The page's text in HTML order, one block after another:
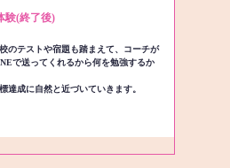
験(終了後)
のテストや宿題も踏まえて、コーチが
で送ってくれるから何を勉強するか
達成に自然と近づいていきます。